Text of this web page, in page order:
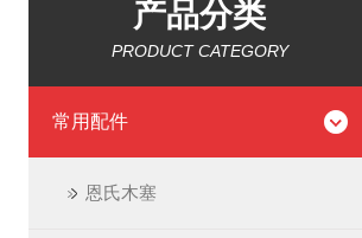
产品分类
PRODUCT CATEGORY
常用配件
恩氏木塞